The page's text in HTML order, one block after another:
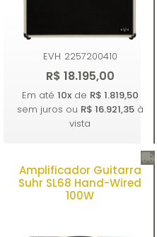
EVH 2257200410
R$ 18.195,00
Comprar
Em até 10xde R$ 1.819,50
sem juros ou R$ 16.921,35à
vista
Amplificador Guitarra
Suhr SL68 Hand-Wired
100W